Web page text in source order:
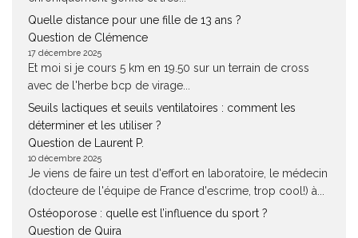
Quelle distance pour une fille de 13 ans ?
Question de Clémence
17 décembre 2025
Et moi si je cours 5 km en 19.50 sur un terrain de cross
avec de l'herbe bcp de virage...
Seuils lactiques et seuils ventilatoires : comment les
déterminer et les utiliser ?
Question de Laurent P.
10 décembre 2025
Je viens de faire un test d'effort en laboratoire, le médecin
(docteure de l'équipe de France d'escrime, trop cool!) à...
Ostéoporose : quelle est l’influence du sport ?
Question de Quira